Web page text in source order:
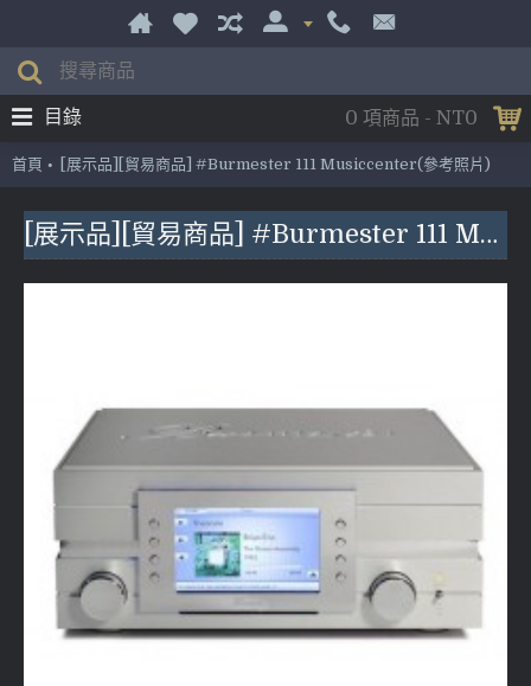
0 項商品 - NT0
目錄
首頁 [展示品][貿易商品] #Burmester 111 Musiccenter(參考照片)
[展示品][貿易商品] #Burmester 111 Musiccenter(參考照片)